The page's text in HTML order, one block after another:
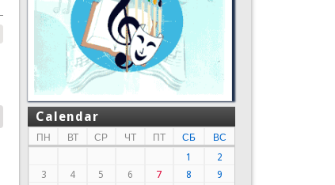
Calendar
ПН ВТ СР ЧТ ПТ СБ
ВС
1
2
3
4 5 6 7 8
9